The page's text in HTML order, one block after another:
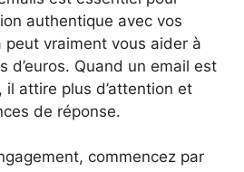
authentique avec vos
peut vraiment vous aider à
d’euros. Quand un email est
il attire plus d’attention et
de réponse.
commencez par